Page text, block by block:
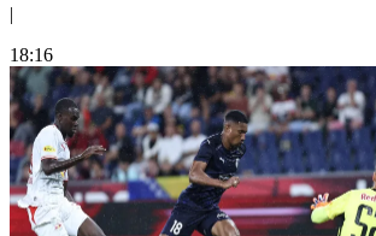
|
18:16